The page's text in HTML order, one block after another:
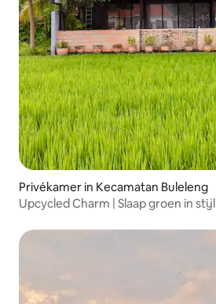
Privékamer in Kecamatan Buleleng
Upcycled Charm | Slaap groen in stijl